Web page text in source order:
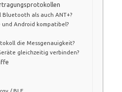
Bluetooth als auch ANT+?
und Android kompatibel?
die Messgenauigkeit?
gleichzeitig verbinden?
/ BLE